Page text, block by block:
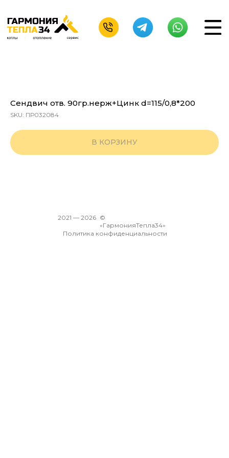
Сендвич отв. 90гр.нерж+Цинк d=115/0,8*200
SKU: ПР032084
В КОРЗИНУ
Политика конфиденциальности
©
«ГармонияТепла34»
2026
2021 —